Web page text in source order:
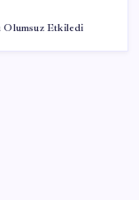
Olumsuz Etkiledi